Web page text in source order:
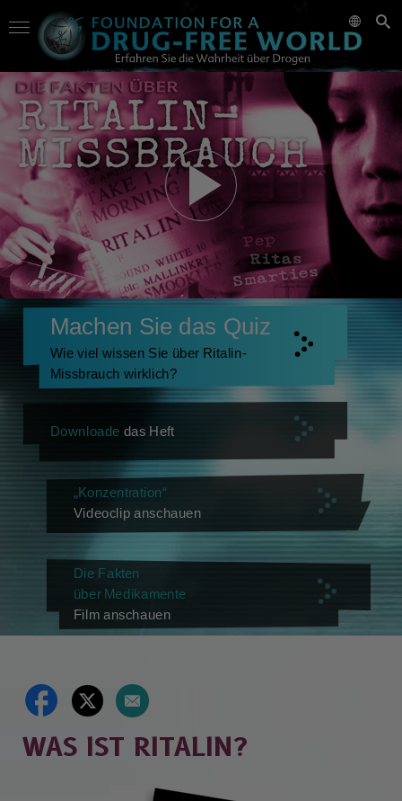
Machen Sie das Quiz
Wie viel wissen Sie über Ritalin-
Missbrauch wirklich?
Downloade das Heft
„Konzentration“
Videoclip anschauen
Die Fakten
über Medikamente
Film anschauen
WAS IST RITALIN?